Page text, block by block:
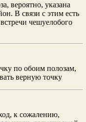
вероятно, указана
В связи с этим есть
чешуелобого
по обоим полозам,
верную точку
к сожалению,